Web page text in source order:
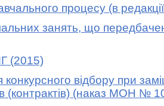
процесу (в
занять, що
(2015)
відбору при
(контрактів) (наказ МОН №